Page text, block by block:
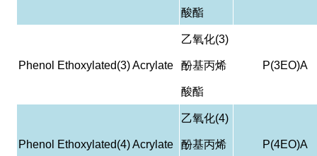
酸酯
Phenol Ethoxylated(3) Acrylate
乙氧化(3)
酚基丙烯
酸酯
P(3EO)A
Phenol Ethoxylated(4) Acrylate
乙氧化(4)
酚基丙烯 P(4EO)A